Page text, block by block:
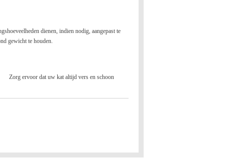
dienen, indien nodig, aangepast te
gewicht te houden.
altijd vers en schoon